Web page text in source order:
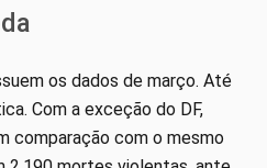
os dados de março. Até
Com a exceção do DF,
comparação com o mesmo